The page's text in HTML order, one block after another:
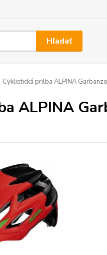
Hľadať
Cyklistická prilba ALPINA
ALPINA